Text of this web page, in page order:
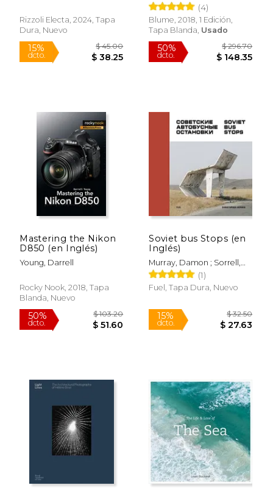
50%
dcto.
50%
dcto.
Rizzoli Electa, 2024, Tapa
Dura, Nuevo
(4)
Blume, 2018, 1 Edición,
Tapa Blanda, Usado
Mastering the Nikon
D850 (en Inglés)
Young, Darrell
Rocky Nook, 2018, Tapa
Blanda, Nuevo
Soviet bus Stops (en
Inglés)
Murray, Damon ; Sorrell,
Stephen ; Meades,
Jonathan
(1)
Fuel, Tapa Dura, Nuevo